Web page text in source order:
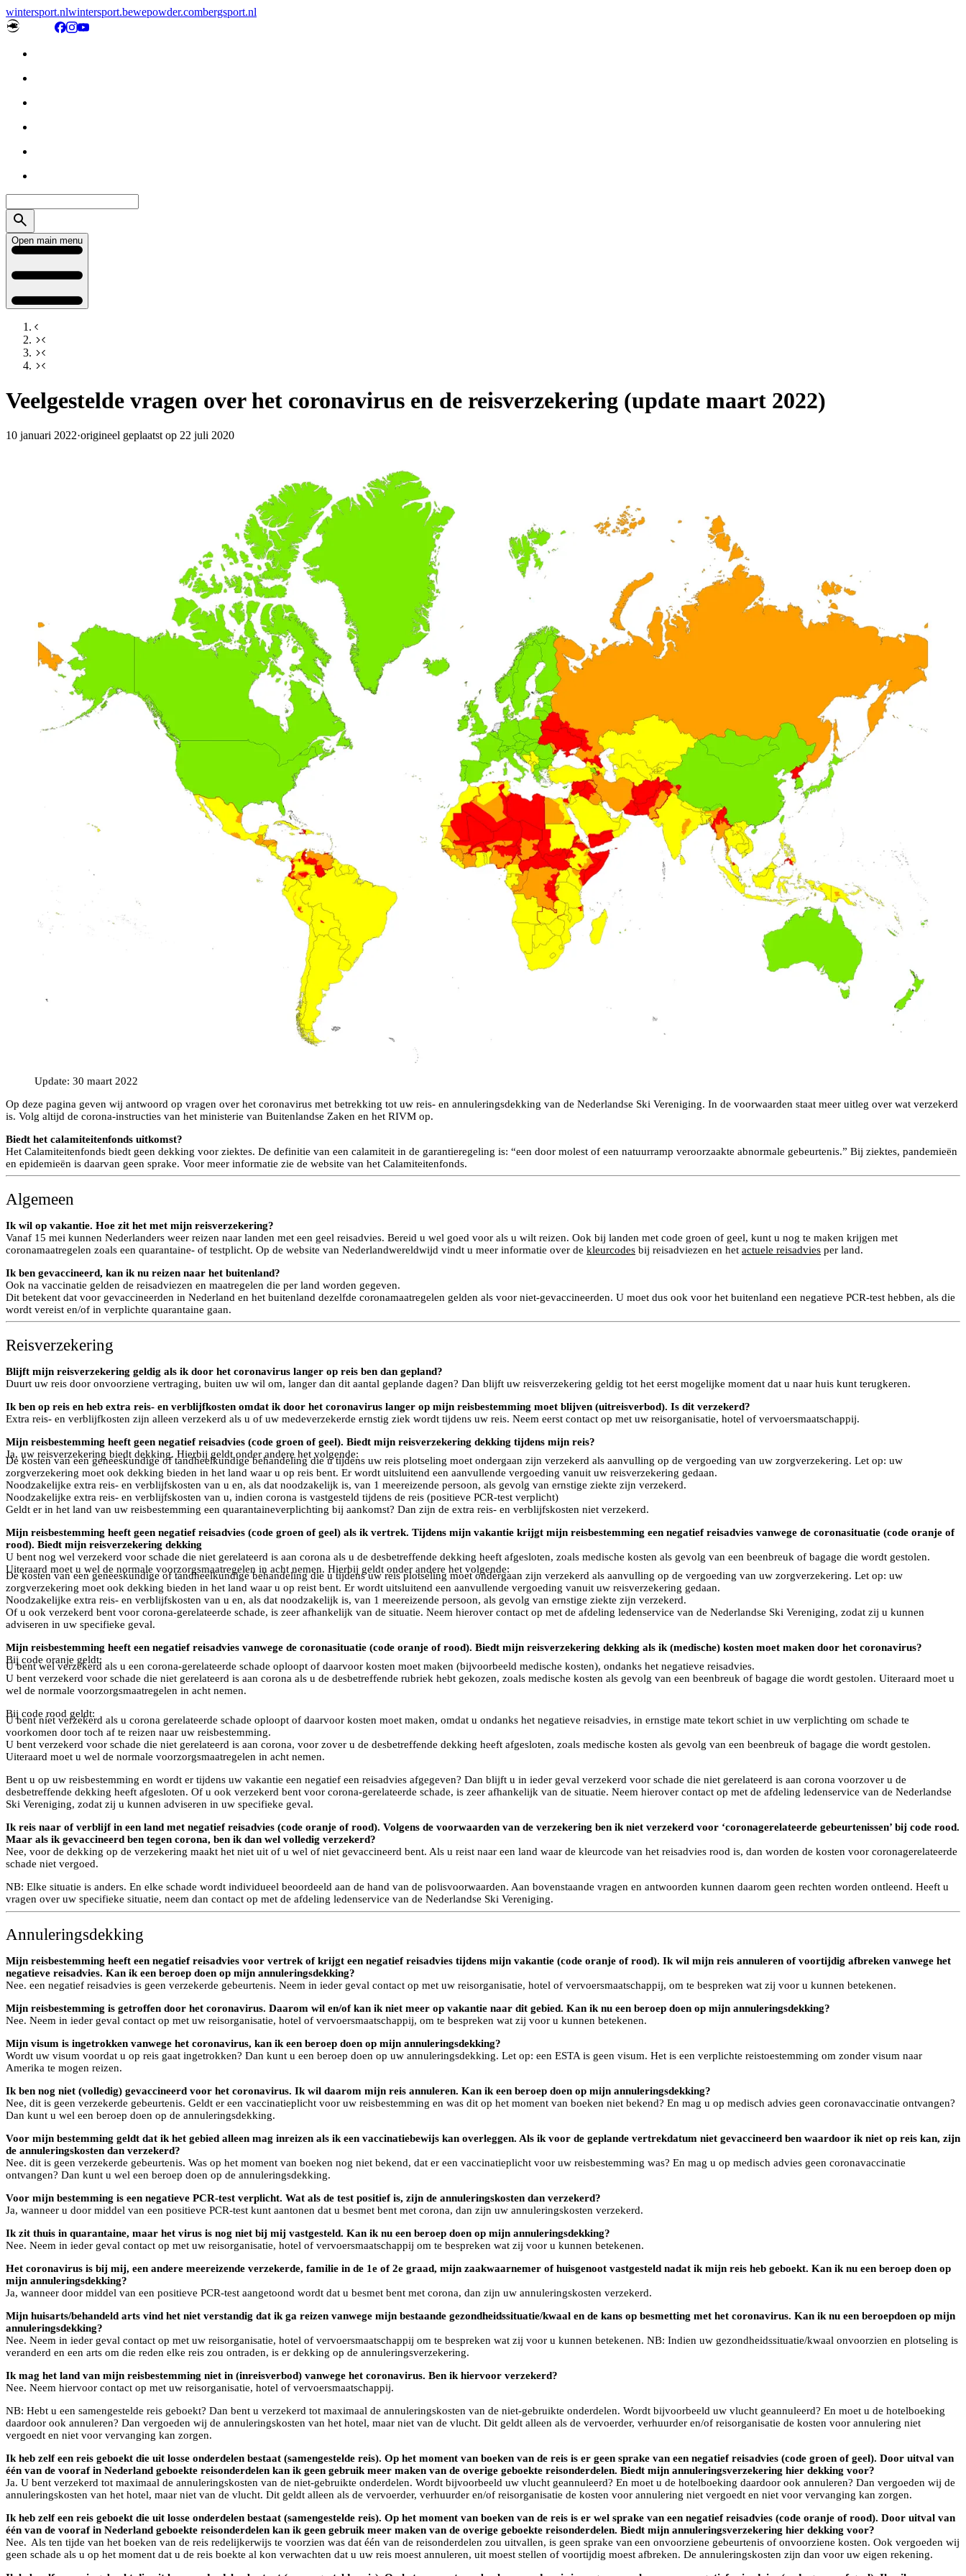
wintersport.nlwintersport.bewepowder.combergsport.nl
Open main menu
Veelgestelde vragen over het coronavirus en de reisverzekering (update maart 2022)
10 januari 2022·origineel geplaatst op 22 juli 2020
Update: 30 maart 2022
Op deze pagina geven wij antwoord op vragen over het coronavirus met betrekking tot uw reis- en annuleringsdekking van de Nederlandse Ski Vereniging. In de voorwaarden staat meer uitleg over wat verzekerd
is. Volg altijd de corona-instructies van het ministerie van Buitenlandse Zaken en het RIVM op.
Biedt het calamiteitenfonds uitkomst?
Het Calamiteitenfonds biedt geen dekking voor ziektes. De definitie van een calamiteit in de garantieregeling is: “een door molest of een natuurramp veroorzaakte abnormale gebeurtenis.” Bij ziektes, pandemieën
en epidemieën is daarvan geen sprake. Voor meer informatie zie de website van het Calamiteitenfonds.
Algemeen
Ik wil op vakantie. Hoe zit het met mijn reisverzekering?
Vanaf 15 mei kunnen Nederlanders weer reizen naar landen met een geel reisadvies. Bereid u wel goed voor als u wilt reizen. Ook bij landen met code groen of geel, kunt u nog te maken krijgen met
coronamaatregelen zoals een quarantaine- of testplicht. Op de website van Nederlandwereldwijd vindt u meer informatie over de kleurcodes bij reisadviezen en het actuele reisadvies per land.
Ik ben gevaccineerd, kan ik nu reizen naar het buitenland?
Ook na vaccinatie gelden de reisadviezen en maatregelen die per land worden gegeven.
Dit betekent dat voor gevaccineerden in Nederland en het buitenland dezelfde coronamaatregelen gelden als voor niet-gevaccineerden. U moet dus ook voor het buitenland een negatieve PCR-test hebben, als die
wordt vereist en/of in verplichte quarantaine gaan.
Reisverzekering
Blijft mijn reisverzekering geldig als ik door het coronavirus langer op reis ben dan gepland?
Duurt uw reis door onvoorziene vertraging, buiten uw wil om, langer dan dit aantal geplande dagen? Dan blijft uw reisverzekering geldig tot het eerst mogelijke moment dat u naar huis kunt terugkeren.
Ik ben op reis en heb extra reis- en verblijfkosten omdat ik door het coronavirus langer op mijn reisbestemming moet blijven (uitreisverbod). Is dit verzekerd?
Extra reis- en verblijfkosten zijn alleen verzekerd als u of uw medeverzekerde ernstig ziek wordt tijdens uw reis. Neem eerst contact op met uw reisorganisatie, hotel of vervoersmaatschappij.
Mijn reisbestemming heeft geen negatief reisadvies (code groen of geel). Biedt mijn reisverzekering dekking tijdens mijn reis?
Ja, uw reisverzekering biedt dekking. Hierbij geldt onder andere het volgende:
De kosten van een geneeskundige of tandheelkundige behandeling die u tijdens uw reis plotseling moet ondergaan zijn verzekerd als aanvulling op de vergoeding van uw zorgverzekering. Let op: uw
zorgverzekering moet ook dekking bieden in het land waar u op reis bent. Er wordt uitsluitend een aanvullende vergoeding vanuit uw reisverzekering gedaan.
Noodzakelijke extra reis- en verblijfskosten van u en, als dat noodzakelijk is, van 1 meereizende persoon, als gevolg van ernstige ziekte zijn verzekerd.
Noodzakelijke extra reis- en verblijfskosten van u, indien corona is vastgesteld tijdens de reis (positieve PCR-test verplicht)
Geldt er in het land van uw reisbestemming een quarantaineverplichting bij aankomst? Dan zijn de extra reis- en verblijfskosten niet verzekerd.
Mijn reisbestemming heeft geen negatief reisadvies (code groen of geel) als ik vertrek. Tijdens mijn vakantie krijgt mijn reisbestemming een negatief reisadvies vanwege de coronasituatie (code oranje of
rood). Biedt mijn reisverzekering dekking
U bent nog wel verzekerd voor schade die niet gerelateerd is aan corona als u de desbetreffende dekking heeft afgesloten, zoals medische kosten als gevolg van een beenbreuk of bagage die wordt gestolen.
Uiteraard moet u wel de normale voorzorgsmaatregelen in acht nemen. Hierbij geldt onder andere het volgende:
De kosten van een geneeskundige of tandheelkundige behandeling die u tijdens uw reis plotseling moet ondergaan zijn verzekerd als aanvulling op de vergoeding van uw zorgverzekering. Let op: uw
zorgverzekering moet ook dekking bieden in het land waar u op reist bent. Er wordt uitsluitend een aanvullende vergoeding vanuit uw reisverzekering gedaan.
Noodzakelijke extra reis- en verblijfskosten van u en, als dat noodzakelijk is, van 1 meereizende persoon, als gevolg van ernstige ziekte zijn verzekerd.
Of u ook verzekerd bent voor corona-gerelateerde schade, is zeer afhankelijk van de situatie. Neem hierover contact op met de afdeling ledenservice van de Nederlandse Ski Vereniging, zodat zij u kunnen
adviseren in uw specifieke geval.
Mijn reisbestemming heeft een negatief reisadvies vanwege de coronasituatie (code oranje of rood). Biedt mijn reisverzekering dekking als ik (medische) kosten moet maken door het coronavirus?
Bij code oranje geldt:
U bent wel verzekerd als u een corona-gerelateerde schade oploopt of daarvoor kosten moet maken (bijvoorbeeld medische kosten), ondanks het negatieve reisadvies.
U bent verzekerd voor schade die niet gerelateerd is aan corona als u de desbetreffende rubriek hebt gekozen, zoals medische kosten als gevolg van een beenbreuk of bagage die wordt gestolen. Uiteraard moet u
wel de normale voorzorgsmaatregelen in acht nemen.
Bij code rood geldt:
U bent niet verzekerd als u corona gerelateerde schade oploopt of daarvoor kosten moet maken, omdat u ondanks het negatieve reisadvies, in ernstige mate tekort schiet in uw verplichting om schade te
voorkomen door toch af te reizen naar uw reisbestemming.
U bent verzekerd voor schade die niet gerelateerd is aan corona, voor zover u de desbetreffende dekking heeft afgesloten, zoals medische kosten als gevolg van een beenbreuk of bagage die wordt gestolen.
Uiteraard moet u wel de normale voorzorgsmaatregelen in acht nemen.
Bent u op uw reisbestemming en wordt er tijdens uw vakantie een negatief een reisadvies afgegeven? Dan blijft u in ieder geval verzekerd voor schade die niet gerelateerd is aan corona voorzover u de
desbetreffende dekking heeft afgesloten. Of u ook verzekerd bent voor corona-gerelateerde schade, is zeer afhankelijk van de situatie. Neem hierover contact op met de afdeling ledenservice van de Nederlandse
Ski Vereniging, zodat zij u kunnen adviseren in uw specifieke geval.
Ik reis naar of verblijf in een land met negatief reisadvies (code oranje of rood). Volgens de voorwaarden van de verzekering ben ik niet verzekerd voor ‘coronagerelateerde gebeurtenissen’ bij code rood.
Maar als ik gevaccineerd ben tegen corona, ben ik dan wel volledig verzekerd?
Nee, voor de dekking op de verzekering maakt het niet uit of u wel of niet gevaccineerd bent. Als u reist naar een land waar de kleurcode van het reisadvies rood is, dan worden de kosten voor coronagerelateerde
schade niet vergoed.
NB: Elke situatie is anders. En elke schade wordt individueel beoordeeld aan de hand van de polisvoorwaarden. Aan bovenstaande vragen en antwoorden kunnen daarom geen rechten worden ontleend. Heeft u
vragen over uw specifieke situatie, neem dan contact op met de afdeling ledenservice van de Nederlandse Ski Vereniging.
Annuleringsdekking
Mijn reisbestemming heeft een negatief reisadvies voor vertrek of krijgt een negatief reisadvies tijdens mijn vakantie (code oranje of rood). Ik wil mijn reis annuleren of voortijdig afbreken vanwege het
negatieve reisadvies. Kan ik een beroep doen op mijn annuleringsdekking?
Nee. een negatief reisadvies is geen verzekerde gebeurtenis. Neem in ieder geval contact op met uw reisorganisatie, hotel of vervoersmaatschappij, om te bespreken wat zij voor u kunnen betekenen.
Mijn reisbestemming is getroffen door het coronavirus. Daarom wil en/of kan ik niet meer op vakantie naar dit gebied. Kan ik nu een beroep doen op mijn annuleringsdekking?
Nee. Neem in ieder geval contact op met uw reisorganisatie, hotel of vervoersmaatschappij, om te bespreken wat zij voor u kunnen betekenen.
Mijn visum is ingetrokken vanwege het coronavirus, kan ik een beroep doen op mijn annuleringsdekking?
Wordt uw visum voordat u op reis gaat ingetrokken? Dan kunt u een beroep doen op uw annuleringsdekking. Let op: een ESTA is geen visum. Het is een verplichte reistoestemming om zonder visum naar
Amerika te mogen reizen.
Ik ben nog niet (volledig) gevaccineerd voor het coronavirus. Ik wil daarom mijn reis annuleren. Kan ik een beroep doen op mijn annuleringsdekking?
Nee, dit is geen verzekerde gebeurtenis. Geldt er een vaccinatieplicht voor uw reisbestemming en was dit op het moment van boeken niet bekend? En mag u op medisch advies geen coronavaccinatie ontvangen?
Dan kunt u wel een beroep doen op de annuleringsdekking.
Voor mijn bestemming geldt dat ik het gebied alleen mag inreizen als ik een vaccinatiebewijs kan overleggen. Als ik voor de geplande vertrekdatum niet gevaccineerd ben waardoor ik niet op reis kan, zijn
de annuleringskosten dan verzekerd?
Nee. dit is geen verzekerde gebeurtenis. Was op het moment van boeken nog niet bekend, dat er een vaccinatieplicht voor uw reisbestemming was? En mag u op medisch advies geen coronavaccinatie
ontvangen? Dan kunt u wel een beroep doen op de annuleringsdekking.
Voor mijn bestemming is een negatieve PCR-test verplicht. Wat als de test positief is, zijn de annuleringskosten dan verzekerd?
Ja, wanneer u door middel van een positieve PCR-test kunt aantonen dat u besmet bent met corona, dan zijn uw annuleringskosten verzekerd.
Ik zit thuis in quarantaine, maar het virus is nog niet bij mij vastgesteld. Kan ik nu een beroep doen op mijn annuleringsdekking?
Nee. Neem in ieder geval contact op met uw reisorganisatie, hotel of vervoersmaatschappij om te bespreken wat zij voor u kunnen betekenen.
Het coronavirus is bij mij, een andere meereizende verzekerde, familie in de 1e of 2e graad, mijn zaakwaarnemer of huisgenoot vastgesteld nadat ik mijn reis heb geboekt. Kan ik nu een beroep doen op
mijn annuleringsdekking?
Ja, wanneer door middel van een positieve PCR-test aangetoond wordt dat u besmet bent met corona, dan zijn uw annuleringskosten verzekerd.
Mijn huisarts/behandeld arts vind het niet verstandig dat ik ga reizen vanwege mijn bestaande gezondheidssituatie/kwaal en de kans op besmetting met het coronavirus. Kan ik nu een beroepdoen op mijn
annuleringsdekking?
Nee. Neem in ieder geval contact op met uw reisorganisatie, hotel of vervoersmaatschappij om te bespreken wat zij voor u kunnen betekenen. NB: Indien uw gezondheidssituatie/kwaal onvoorzien en plotseling is
veranderd en een arts om die reden elke reis zou ontraden, is er dekking op de annuleringsverzekering.
Ik mag het land van mijn reisbestemming niet in (inreisverbod) vanwege het coronavirus. Ben ik hiervoor verzekerd?
Nee. Neem hiervoor contact op met uw reisorganisatie, hotel of vervoersmaatschappij.
NB: Hebt u een samengestelde reis geboekt? Dan bent u verzekerd tot maximaal de annuleringskosten van de niet-gebruikte onderdelen. Wordt bijvoorbeeld uw vlucht geannuleerd? En moet u de hotelboeking
daardoor ook annuleren? Dan vergoeden wij de annuleringskosten van het hotel, maar niet van de vlucht. Dit geldt alleen als de vervoerder, verhuurder en/of reisorganisatie de kosten voor annulering niet
vergoedt en niet voor vervanging kan zorgen.
Ik heb zelf een reis geboekt die uit losse onderdelen bestaat (samengestelde reis). Op het moment van boeken van de reis is er geen sprake van een negatief reisadvies (code groen of geel). Door uitval van
één van de vooraf in Nederland geboekte reisonderdelen kan ik geen gebruik meer maken van de overige geboekte reisonderdelen. Biedt mijn annuleringsverzekering hier dekking voor?
Ja. U bent verzekerd tot maximaal de annuleringskosten van de niet-gebruikte onderdelen. Wordt bijvoorbeeld uw vlucht geannuleerd? En moet u de hotelboeking daardoor ook annuleren? Dan vergoeden wij de
annuleringskosten van het hotel, maar niet van de vlucht. Dit geldt alleen als de vervoerder, verhuurder en/of reisorganisatie de kosten voor annulering niet vergoedt en niet voor vervanging kan zorgen.
Ik heb zelf een reis geboekt die uit losse onderdelen bestaat (samengestelde reis). Op het moment van boeken van de reis is er wel sprake van een negatief reisadvies (code oranje of rood). Door uitval van
één van de vooraf in Nederland geboekte reisonderdelen kan ik geen gebruik meer maken van de overige geboekte reisonderdelen. Biedt mijn annuleringsverzekering hier dekking voor?
Nee. Als ten tijde van het boeken van de reis redelijkerwijs te voorzien was dat één van de reisonderdelen zou uitvallen, is geen sprake van een onvoorziene gebeurtenis of onvoorziene kosten. Ook vergoeden wij
geen schade als u op het moment dat u de reis boekte al kon verwachten dat u uw reis moest annuleren, uit moest stellen of voortijdig moest afbreken. De annuleringskosten zijn dan voor uw eigen rekening.